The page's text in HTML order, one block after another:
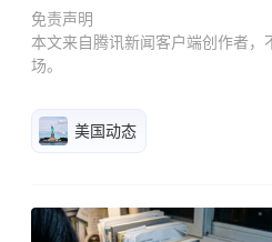
免责声明
本文来自腾讯新闻客户端创作者，
场。
美国动态